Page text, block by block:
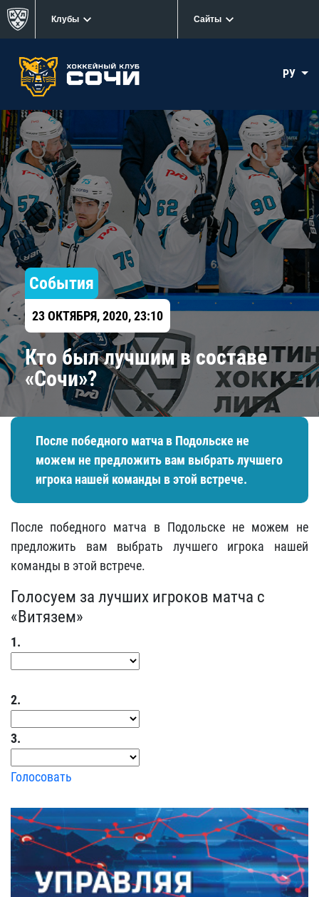
Клубы Сайты
РУ
События
23 ОКТЯБРЯ, 2020, 23:10
Кто был лучшим в составе
«Сочи»?
После победного матча в Подольске не
можем не предложить вам выбрать лучшего
игрока нашей команды в этой встрече.
После победного матча в Подольске не можем не
предложить вам выбрать лучшего игрока нашей
команды в этой встрече.
Голосуем за лучших игроков матча с
«Витязем»
1.
2.
3.
Голосовать